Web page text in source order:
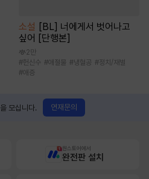
소설 [BL] 너에게서 벗어나고
싶어 [단행본]
2만
#헌신수 #애절물 #냉혈공 #정치/재벌
#애증
을 모십니다. 연재문의
원스토어에서
완전판 설치